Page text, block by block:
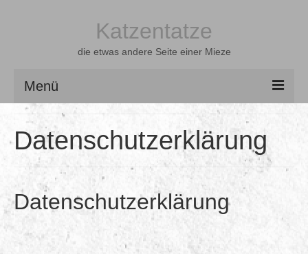
Katzentatze
die etwas andere Seite einer Mieze
Menü
Home
Latexgeschichten
Shootings
Videos
Über mich
Datenschutzerklärung
Datenschutzerklärung